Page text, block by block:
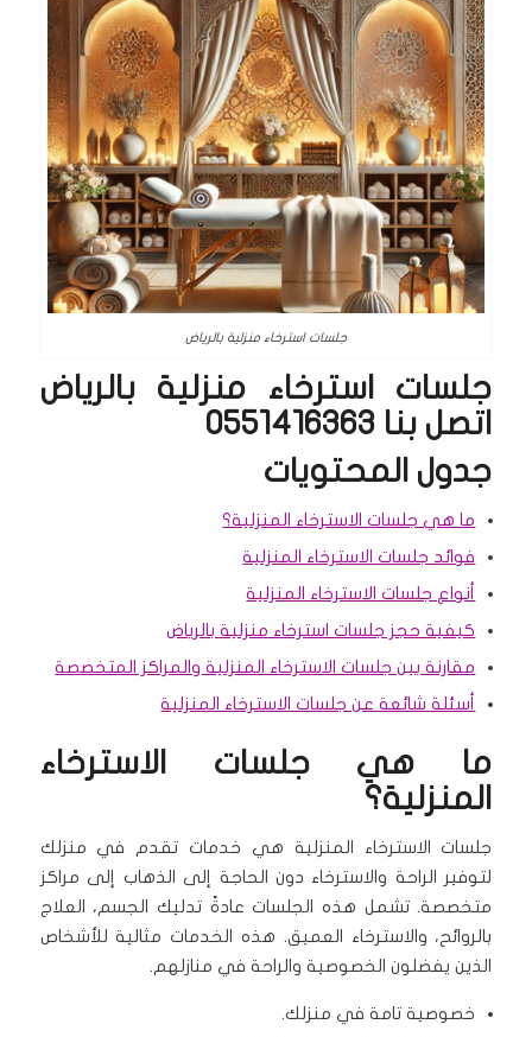
جلسات استرخاء منزلية بالرياض
جلسات استرخاء منزلية بالرياض
اتصل بنا 0551416363
جدول المحتويات
ما هي جلسات الاسترخاء المنزلية؟
فوائد جلسات الاسترخاء المنزلية
أنواع جلسات الاسترخاء المنزلية
كيفية حجز جلسات استرخاء منزلية بالرياض
مقارنة بين جلسات الاسترخاء المنزلية والمراكز المتخصصة
أسئلة شائعة عن جلسات الاسترخاء المنزلية
ما هي جلسات الاسترخاء
المنزلية؟
جلسات الاسترخاء المنزلية هي خدمات تقدم في منزلك
لتوفير الراحة والاسترخاء دون الحاجة إلى الذهاب إلى مراكز
متخصصة. تشمل هذه الجلسات عادةً تدليك الجسم، العلاج
بالروائح، والاسترخاء العميق. هذه الخدمات مثالية للأشخاص
الذين يفضلون الخصوصية والراحة في منازلهم.
خصوصية تامة في منزلك.